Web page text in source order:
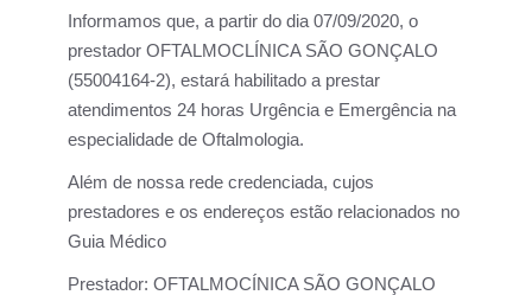
Informamos que, a partir do dia 07/09/2020, o
prestador OFTALMOCLÍNICA SÃO GONÇALO
(55004164-2), estará habilitado a prestar
atendimentos 24 horas Urgência e Emergência na
especialidade de Oftalmologia.
Além de nossa rede credenciada, cujos
prestadores e os endereços estão relacionados no
Guia Médico
Prestador: OFTALMOCÍNICA SÃO GONÇALO